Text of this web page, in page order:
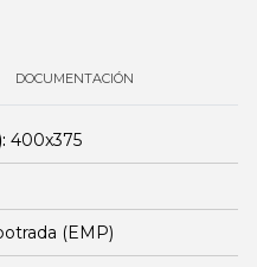
DOCUMENTACIÓN
400x375
(EMP)